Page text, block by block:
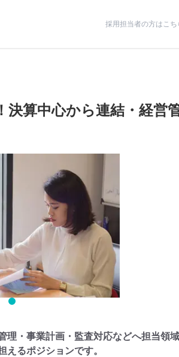
採用担当者の方はこち
算中心から連結・経営
理・事業計画・監査対応などへ担当領
るポジションです。